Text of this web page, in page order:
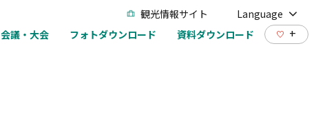
観光情報サイト
Language
会議・大会 フォトダウンロード 資料ダウンロード +